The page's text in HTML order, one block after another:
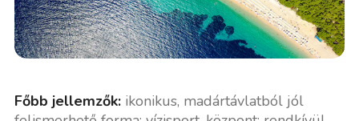
Főbb jellemzők:ikonikus, madártávlatból jól